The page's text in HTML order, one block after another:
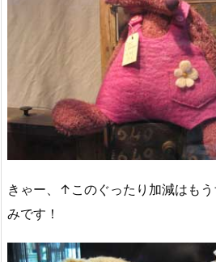
きゃー、↑このぐったり加減はも
みです！